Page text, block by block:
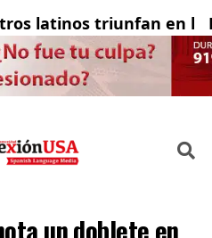
latinos triunfan en la El
un doblete en